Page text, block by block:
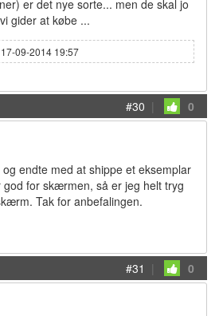
er det nye sorte... men de skal jo
gider at købe ...
09-2014 19:57
#30 | 0
endte med at shippe et eksemplar
god for skærmen, så er jeg helt tryg
Tak for anbefalingen.
#31 | 0